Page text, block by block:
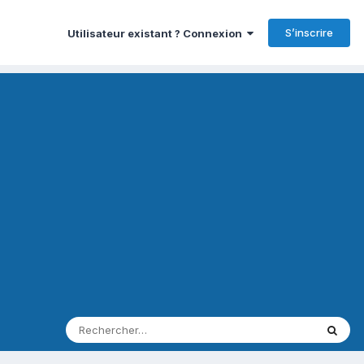
Utilisateur existant ? Connexion S’inscrire